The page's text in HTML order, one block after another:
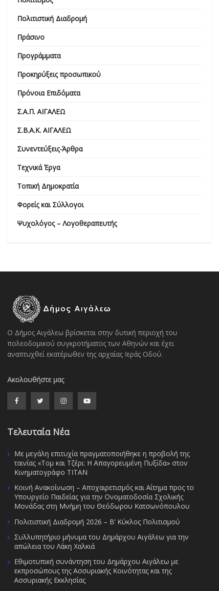
Πολιτιστική Διαδρομή
Πράσινο
Προγράμματα
Προκηρύξεις προσωπικού
Πρόνοια Επιδόματα
Σ.Α.Π. ΑΙΓΑΛΕΩ
Σ.Β.Α.Κ. ΑΙΓΑΛΕΩ
Συνεντεύξεις-Άρθρα
Τεχνικά Έργα
Τοπική Δημοκρατία
Φορείς και Σύλλογοι
Ψυχολόγος – Λογοθεραπευτής
Ο Δήμος Αιγάλεω βρίσκεται στην δυτική περιοχή του
πολεοδομικού συγκροτήματος των Αθηνών και έχει
αναπτυχθεί εκατέρωθεν της αρχαίας Ιεράς Οδού.
Ακολουθήστε μας
Τελευταία Νέα
Με μεγάλη επιτυχία πραγματοποιήθηκε η προβολή της
ταινίας «Τομ και Τζέρι: Η Απαγορευμένη Πυξίδα» στον
Κινηματογράφο ΤΙΤΑΝ
Κοινή Ανακοίνωση – Αποχαιρετισμός και Αίτημα προς το
Υπουργείο Παιδείας για την Ονοματοδοσία Σχολικής
Μονάδας στη Μνήμη του Θεόδωρου Κατσωνόπουλου
Πολιτιστική Διαδρομή 2026 – Β’ Κύκλος Πολιτισμού
Συλλυπητήριο μήνυμα του Δημάρχου Αιγάλεω για την
απώλεια του Λάκη Χαλκιά
Εθιμοτυπική συνάντηση του Δημάρχου Αιγάλεω με
εκπροσώπους της Ασσυριακής Κοινότητας και της
Ασσυριακής Εκκλησίας